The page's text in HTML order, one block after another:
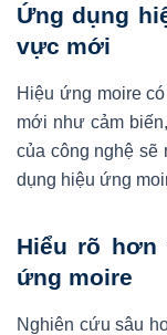
Ứng dụng
vực mới
Hiệu ứng moire
mới như cảm
của công nghệ sẽ
dụng hiệu ứng
Hiểu rõ hơn
ứng moire
Nghiên cứu sâu